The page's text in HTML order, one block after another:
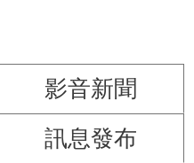
影音新聞
訊息發布